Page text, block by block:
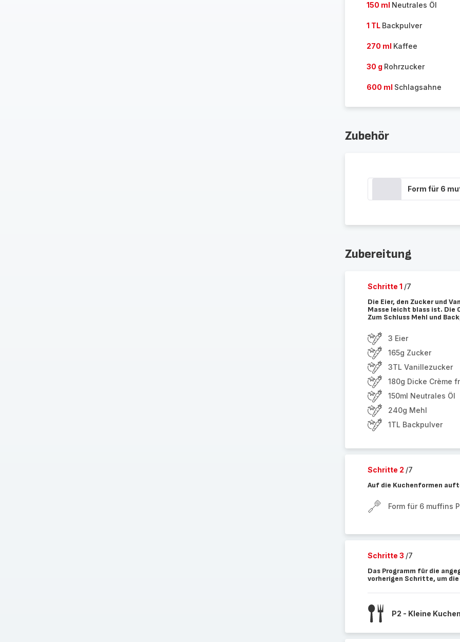
150 ml Neutrales Öl
1 TL Backpulver
270 ml Kaffee
30 g Rohrzucker
600 ml Schlagsahne
Zubehör
Form für 6
Zubereitung
Schritte 1 /7
Die Eier, den Zucker und
Masse leicht blass ist. Die
Zum Schluss Mehl und
3 Eier
165g Zucker
3TL Vanillezucker
180g Dicke Crème
150ml Neutrales Öl
240g Mehl
1TL Backpulver
Schritte 2 /7
Auf die Kuchenformen
Form für 6 muffins
Schritte 3 /7
Das Programm für die
vorherigen Schritte, um
P2 - Kleine Kuchen